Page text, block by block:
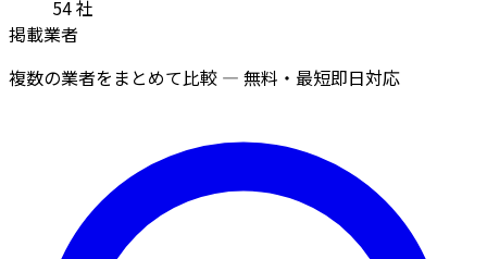
54社
掲載業者
複数の業者をまとめて比較 — 無料・最短即日対応